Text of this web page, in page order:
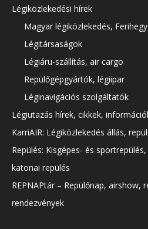
Légiközlekedési hírek
Magyar légiközlekedés, Ferihegy
Légitársaságok
Légiáru-szállítás, air cargo
Repülőgépgyártók, légiipar
Léginavigációs szolgáltatók
Légiutazás hírek, cikkek,
KarriAIR: Légiközlekedés állás,
Repülés: Kisgépes- és
katonai repülés
REPNAPtár – Repülőnap, airshow,
rendezvények